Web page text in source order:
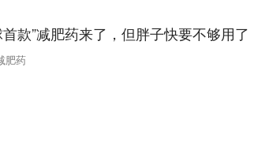
首款”减肥药来了，但胖子快要不够用了
肥药